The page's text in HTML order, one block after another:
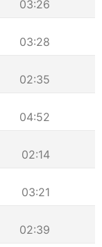
03:26
03:28
02:35
04:52
02:14
03:21
02:39